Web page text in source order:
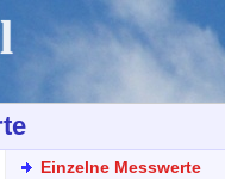
Einzelne Messwerte